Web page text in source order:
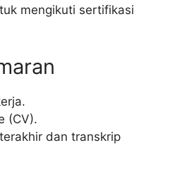
mengikuti sertifikasi
(CV).
dan transkrip